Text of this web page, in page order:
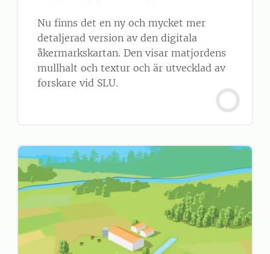
Nu finns det en ny och mycket mer
detaljerad version av den digitala
åkermarkskartan. Den visar matjordens
mullhalt och textur och är utvecklad av
forskare vid SLU.